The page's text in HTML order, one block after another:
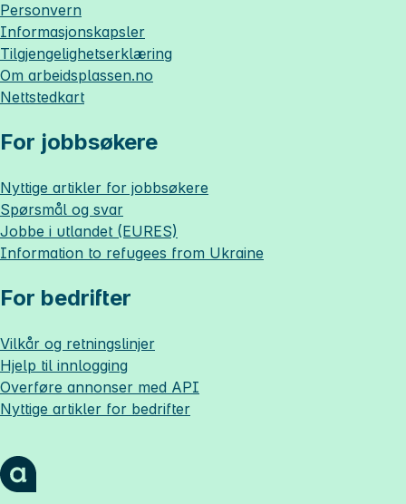
Personvern
Informasjonskapsler
Tilgjengelighetserklæring
Om arbeidsplassen.no
Nettstedkart
For jobbsøkere
Nyttige artikler for jobbsøkere
Spørsmål og svar
Jobbe i utlandet (EURES)
Information to refugees from Ukraine
For bedrifter
Vilkår og retningslinjer
Hjelp til innlogging
Overføre annonser med API
Nyttige artikler for bedrifter